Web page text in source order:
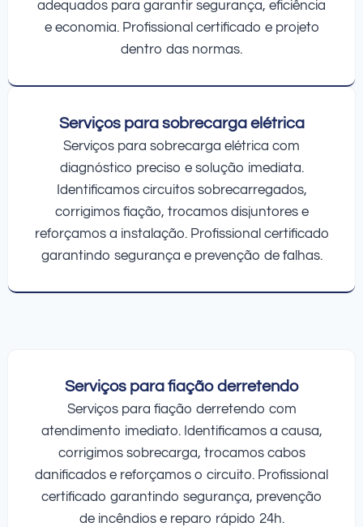
adequados para garantir segurança, eficiência
e economia. Profissional certificado e projeto
dentro das normas.
Serviços para sobrecarga elétrica
Serviços para sobrecarga elétrica com
diagnóstico preciso e solução imediata.
Identificamos circuitos sobrecarregados,
corrigimos fiação, trocamos disjuntores e
reforçamos a instalação. Profissional certificado
garantindo segurança e prevenção de falhas.
Serviços para fiação derretendo
Serviços para fiação derretendo com
atendimento imediato. Identificamos a causa,
corrigimos sobrecarga, trocamos cabos
danificados e reforçamos o circuito. Profissional
certificado garantindo segurança, prevenção
de incêndios e reparo rápido 24h.